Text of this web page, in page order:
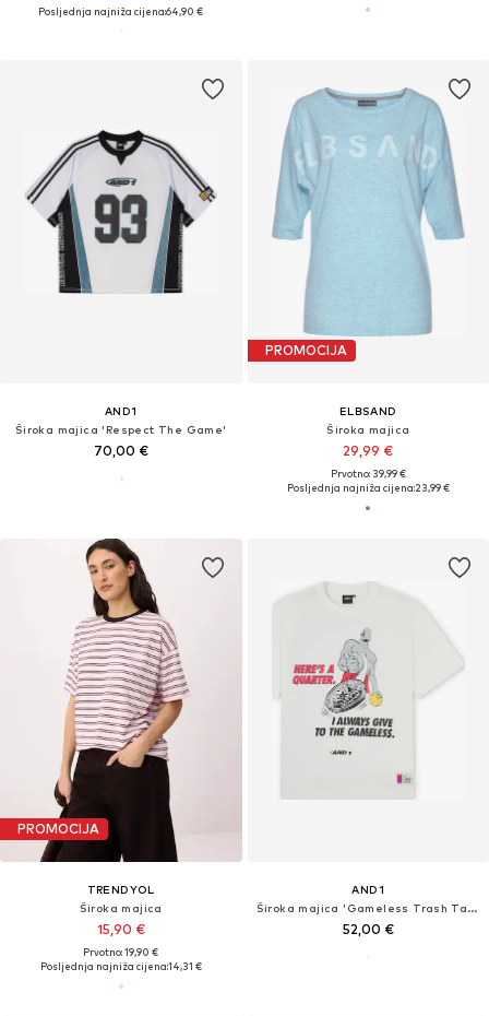
Posljednja najniža cijena:64,90 €
AND1
Široka majica 'Respect The Game'
70,00 €
PROMOCIJA
ELBSAND
Široka majica
29,99 €
Prvotno: 39,99 €
Posljednja najniža cijena:23,99 €
PROMOCIJA
TRENDYOL
Široka majica
15,90 €
Prvotno: 19,90 €
Posljednja najniža cijena:14,31 €
AND1
Široka majica 'Gameless Trash Talk'
52,00 €